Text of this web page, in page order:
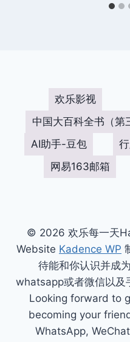
欢乐影视
中国大百科全书（第
AI助手-豆包
网易163邮箱
© 2026 欢乐每一天
Website Kadence WP
待能和你认识并成
whatsapp或者微信以及
Looking forward to
becoming your
WhatsApp,